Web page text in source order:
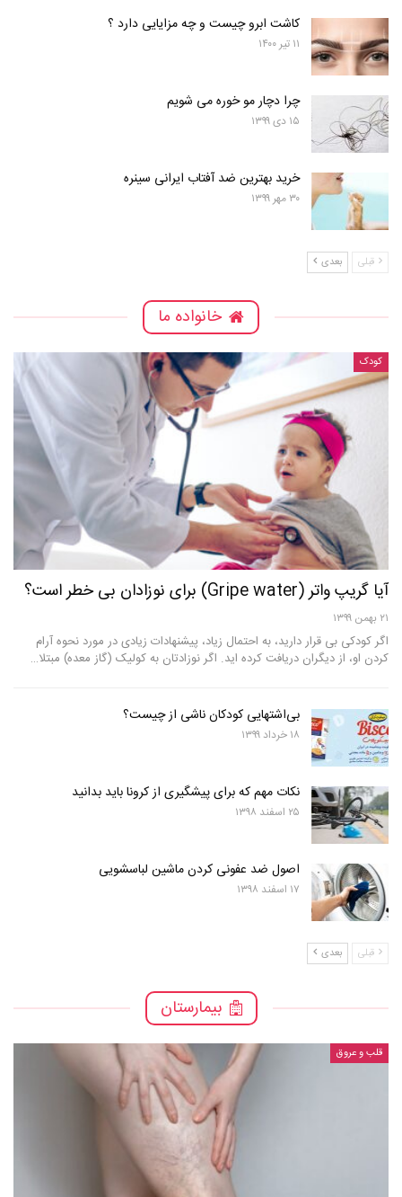
کاشت ابرو چیست و چه مزایایی دارد ؟
۱۱ تیر ۱۴۰۰
چرا دچار مو خوره می شویم
۱۵ دی ۱۳۹۹
خرید بهترین ضد آفتاب ایرانی سینره
۳۰ مهر ۱۳۹۹
قبلی بعدی
خانواده ما
کودک
آیا گریپ واتر (Gripe water) برای نوزادان بی خطر است؟
۲۱ بهمن ۱۳۹۹
اگر کودکی بی قرار دارید، به احتمال زیاد، پیشنهادات زیادی در مورد نحوه آرام
کردن او، از دیگران دریافت کرده اید. اگر نوزادتان به کولیک (گاز معده) مبتلا…
بی‌اشتهایی کودکان ناشی از چیست؟
۱۸ خرداد ۱۳۹۹
نکات مهم که برای پیشگیری از کرونا باید بدانید
۲۵ اسفند ۱۳۹۸
اصول ضد عفونی کردن ماشین لباسشویی
۱۷ اسفند ۱۳۹۸
قبلی بعدی
بیمارستان
قلب و عروق